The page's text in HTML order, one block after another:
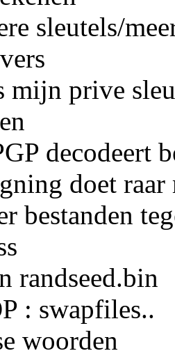
sleutels/
mijn prive
decodeert
doet raar
bestanden
randseed.bin
: swapfiles..
woorden